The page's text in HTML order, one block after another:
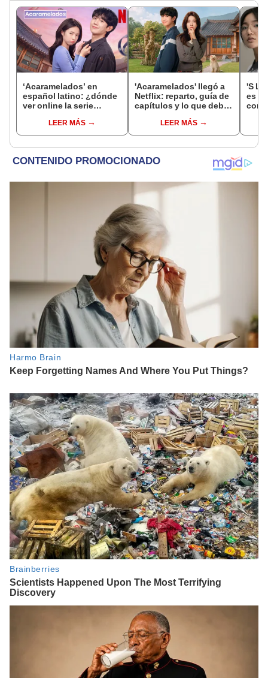
‘Acaramelados’ en
español latino: ¿dónde
ver online la serie
completos?
LEER MÁS
'Acaramelados' llegó a
Netflix: reparto, guía de
capítulos y lo que debes
coreanaLEER MÁS
'S
es